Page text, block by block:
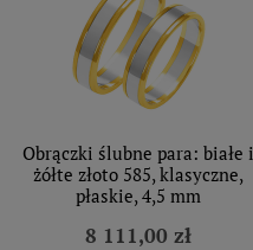
Obrączki ślubne para: białe i
żółte złoto 585, klasyczne,
płaskie, 4,5 mm
8 111,00 zł